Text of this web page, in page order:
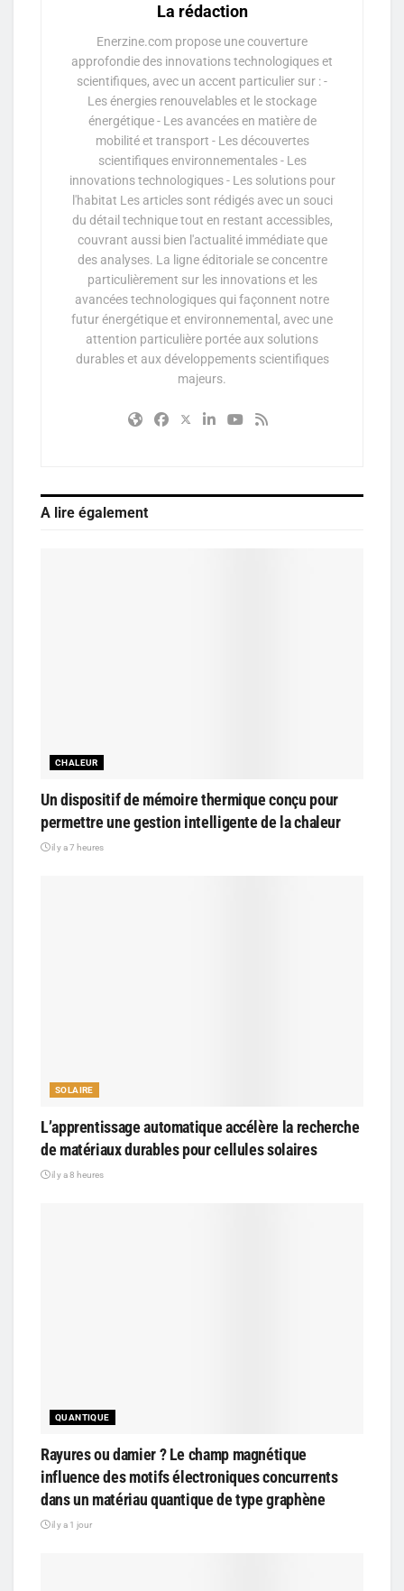
La rédaction
Enerzine.com propose une couverture
approfondie des innovations technologiques et
scientifiques, avec un accent particulier sur : -
Les énergies renouvelables et le stockage
énergétique - Les avancées en matière de
mobilité et transport - Les découvertes
scientifiques environnementales - Les
innovations technologiques - Les solutions pour
l'habitat Les articles sont rédigés avec un souci
du détail technique tout en restant accessibles,
couvrant aussi bien l'actualité immédiate que
des analyses. La ligne éditoriale se concentre
particulièrement sur les innovations et les
avancées technologiques qui façonnent notre
futur énergétique et environnemental, avec une
attention particulière portée aux solutions
durables et aux développements scientifiques
majeurs.
A lire également
CHALEUR
Un dispositif de mémoire thermique conçu pour
permettre une gestion intelligente de la chaleur
il y a 7 heures
SOLAIRE
L’apprentissage automatique accélère la recherche
de matériaux durables pour cellules solaires
il y a 8 heures
QUANTIQUE
Rayures ou damier ? Le champ magnétique
influence des motifs électroniques concurrents
dans un matériau quantique de type graphène
il y a 1 jour